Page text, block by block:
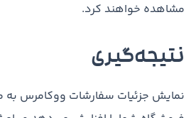
مشاهده خواهند کرد.
نتیجه‌گیری
نمایش جزئیات سفارشات ووکامرس به